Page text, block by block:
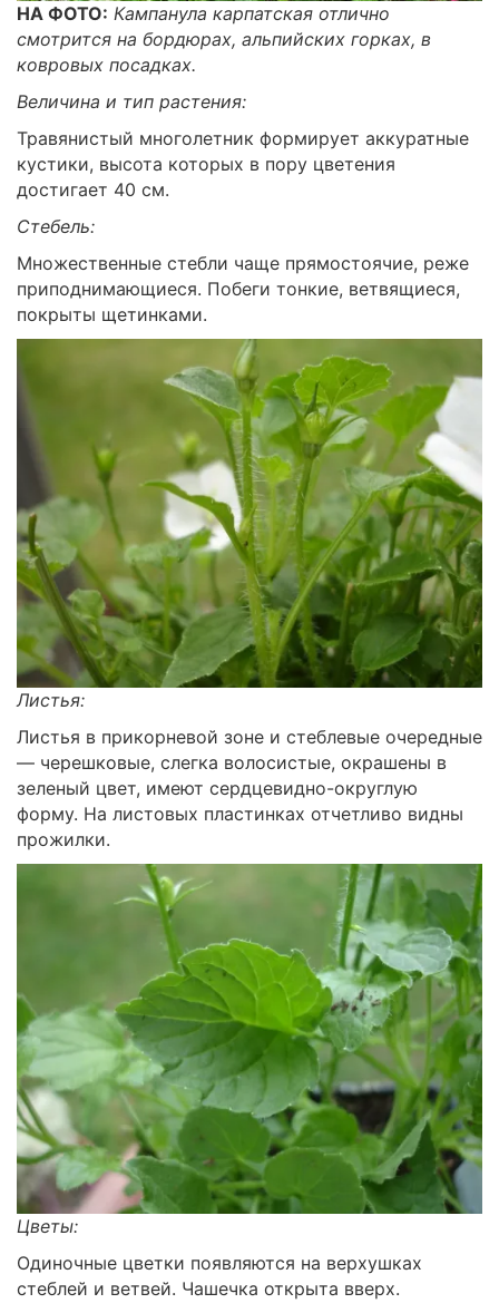
НА ФОТО: Кампанула карпатская отлично
смотрится на бордюрах, альпийских горках, в
ковровых посадках.
Величина и тип растения:
Травянистый многолетник формирует аккуратные
кустики, высота которых в пору цветения
достигает 40 см.
Стебель:
Множественные стебли чаще прямостоячие, реже
приподнимающиеся. Побеги тонкие, ветвящиеся,
покрыты щетинками.
Листья:
Листья в прикорневой зоне и стеблевые очередные
— черешковые, слегка волосистые, окрашены в
зеленый цвет, имеют сердцевидно-округлую
форму. На листовых пластинках отчетливо видны
прожилки.
Цветы:
Одиночные цветки появляются на верхушках
стеблей и ветвей. Чашечка открыта вверх.